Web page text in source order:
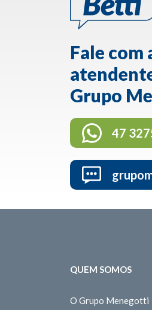
Fale com
Grupo
47
QUEM SOMOS
O Grupo Menegotti